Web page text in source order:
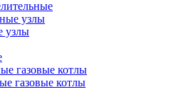
узлы
узлы
газовые котлы
газовые котлы